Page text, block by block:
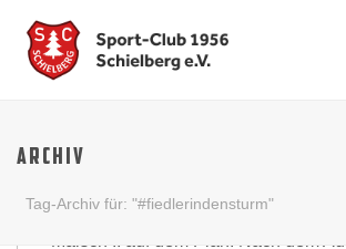
ARCHIV
Tag-Archiv für: "#fiedlerindensturm"
englischen Woche das Auswärtsspiel